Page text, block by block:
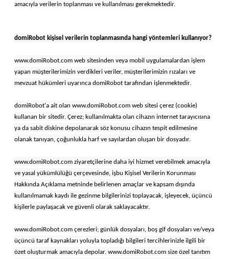
amacıyla verilerin toplanması ve kullanılması gerekmektedir.
domiRobot kişisel verilerin toplanmasında hangi yöntemleri kullanıyor?
www.domiRobot.com web sitesinden veya mobil uygulamalardan işlem
yapan müşterilerimizin verdikleri veriler, müşterilerimizin rızaları ve
mevzuat hükümleri uyarınca domiRobot tarafından işlenmektedir.
domiRobot'a ait olan www.domiRobot.com web sitesi çerez (cookie)
kullanan bir sitedir. Çerez; kullanılmakta olan cihazın internet tarayıcısına
ya da sabit diskine depolanarak söz konusu cihazın tespit edilmesine
olanak tanıyan, çoğunlukla harf ve sayılardan oluşan bir dosyadır.
www.domiRobot.com ziyaretçilerine daha iyi hizmet verebilmek amacıyla
ve yasal yükümlülüğü çerçevesinde, işbu Kişisel Verilerin Korunması
Hakkında Açıklama metninde belirlenen amaçlar ve kapsam dışında
kullanılmamak kaydı ile gezinme bilgilerinizi toplayacak, işleyecek, üçüncü
kişilerle paylaşacak ve güvenli olarak saklayacaktır.
www.domiRobot.com çerezleri; günlük dosyaları, boş gif dosyaları ve/veya
üçüncü taraf kaynakları yoluyla topladığı bilgileri tercihlerinizle ilgili bir
özet oluşturmak amacıyla depolar. www.domiRobot.com size özel tanıtım